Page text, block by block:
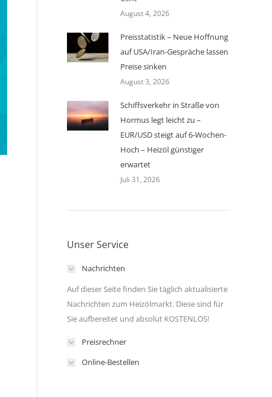
August 4, 2026
Preisstatistik – Neue Hoffnung
auf USA/Iran-Gespräche lassen
Preise sinken
August 3, 2026
Schiffsverkehr in Straße von
Hormus legt leicht zu –
EUR/USD steigt auf 6-Wochen-
Hoch – Heizöl günstiger
erwartet
Juli 31, 2026
Unser Service
Nachrichten
Auf dieser Seite finden Sie täglich aktualisierte
Nachrichten zum Heizölmarkt. Diese sind für
Sie aufbereitet und absolut KOSTENLOS!
Preisrechner
Online-Bestellen